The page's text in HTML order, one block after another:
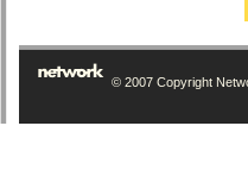
© 2007 Copyright